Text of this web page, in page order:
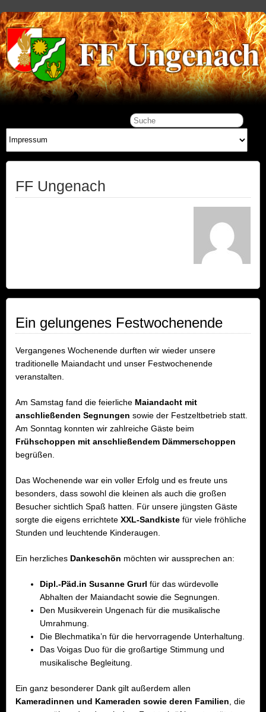
FF Ungenach
Ein gelungenes Festwochenende
Vergangenes Wochenende durften wir wieder unsere
traditionelle Maiandacht und unser Festwochenende
veranstalten.
Am Samstag fand die feierliche Maiandacht mit
anschließenden Segnungen sowie der Festzeltbetrieb statt.
Am Sonntag konnten wir zahlreiche Gäste beim
Frühschoppen mit anschließendem Dämmerschoppen
begrüßen.
Das Wochenende war ein voller Erfolg und es freute uns
besonders, dass sowohl die kleinen als auch die großen
Besucher sichtlich Spaß hatten. Für unsere jüngsten Gäste
sorgte die eigens errichtete XXL-Sandkiste für viele fröhliche
Stunden und leuchtende Kinderaugen.
Ein herzliches Dankeschön möchten wir aussprechen an:
Dipl.-Päd.in Susanne Grurl für das würdevolle
Abhalten der Maiandacht sowie die Segnungen.
Den Musikverein Ungenach für die musikalische
Umrahmung.
Die Blechmatika’n für die hervorragende Unterhaltung.
Das Voigas Duo für die großartige Stimmung und
musikalische Begleitung.
Ein ganz besonderer Dank gilt außerdem allen
Kameradinnen und Kameraden sowie deren Familien , die